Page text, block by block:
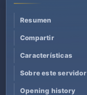
Resumen
Compartir
Características
Sobre este servidor
Opening history